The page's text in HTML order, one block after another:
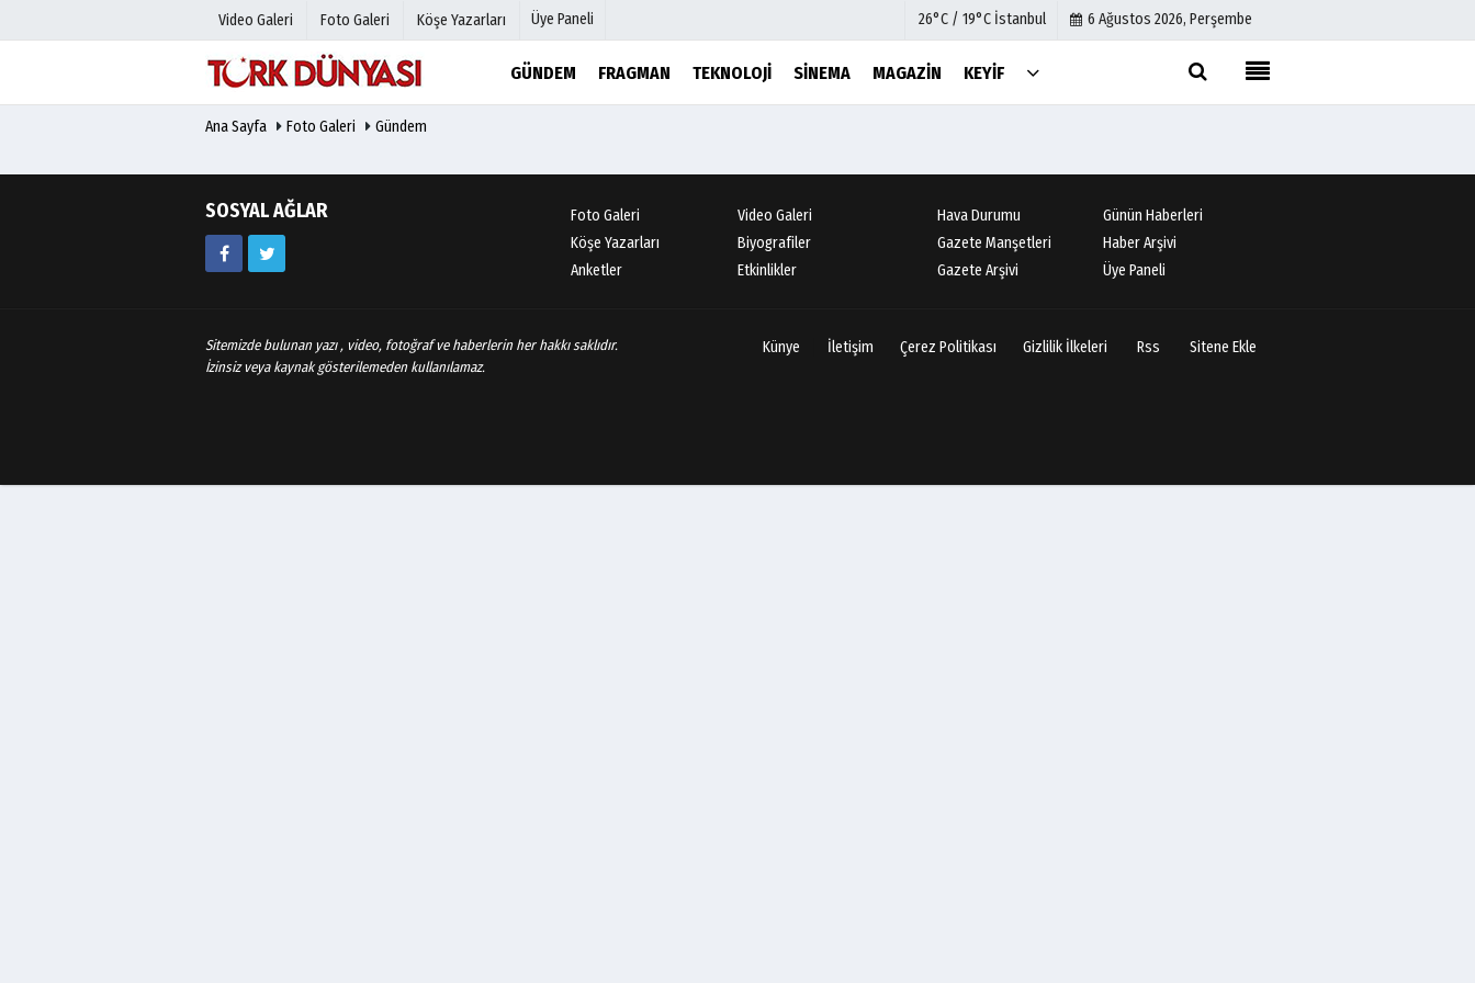
Video Galeri Foto Galeri Köşe Yazarları Üye Paneli 26°C / 19°C İstanbul 6 Ağustos 2026, Perşembe
GÜNDEM FRAGMAN TEKNOLOJI SINEMA MAGAZIN KEYIF
Hava Durumu
Etkinlikler
Gizlilik İlkeleri
Ana Sayfa Foto Galeri Gündem
SOSYAL AĞLAR Foto Galeri
Video Galeri
Köşe Yazarları
Biyografiler
Anketler
Etkinlikler
Hava Durumu
Günün Haberleri
Gazete Manşetleri
Haber Arşivi
Gazete Arşivi
Üye Paneli
Sitemizde bulunan yazı , video, fotoğraf ve haberlerin her hakkı saklıdır.
İzinsiz veya kaynak gösterilemeden kullanılamaz.
Künye İletişim Çerez Politikası Gizlilik İlkeleri Rss Sitene Ekle